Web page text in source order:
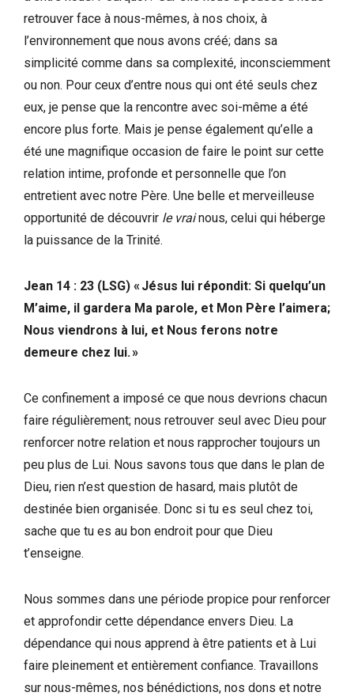
retrouver face à nous-mêmes, à nos choix, à
l’environnement que nous avons créé; dans sa
simplicité comme dans sa complexité, inconsciemment
ou non. Pour ceux d’entre nous qui ont été seuls chez
eux, je pense que la rencontre avec soi-même a été
encore plus forte. Mais je pense également qu’elle a
été une magnifique occasion de faire le point sur cette
relation intime, profonde et personnelle que l’on
entretient avec notre Père. Une belle et merveilleuse
opportunité de découvrir le vrainous, celui qui héberge
la puissance de la Trinité.
Jean 14 : 23 (LSG) « Jésus lui répondit: Si quelqu’un
M’aime, il gardera Ma parole, et Mon Père l’aimera;
Nous viendrons à lui, et Nous ferons notre
demeure chez lui. »
Ce confinement a imposé ce que nous devrions chacun
faire régulièrement; nous retrouver seul avec Dieu pour
renforcer notre relation et nous rapprocher toujours un
peu plus de Lui. Nous savons tous que dans le plan de
Dieu, rien n’est question de hasard, mais plutôt de
destinée bien organisée. Donc si tu es seul chez toi,
sache que tu es au bon endroit pour que Dieu
t’enseigne.
Nous sommes dans une période propice pour renforcer
et approfondir cette dépendance envers Dieu. La
dépendance qui nous apprend à être patients et à Lui
faire pleinement et entièrement confiance. Travaillons
sur nous-mêmes, nos bénédictions, nos dons et notre